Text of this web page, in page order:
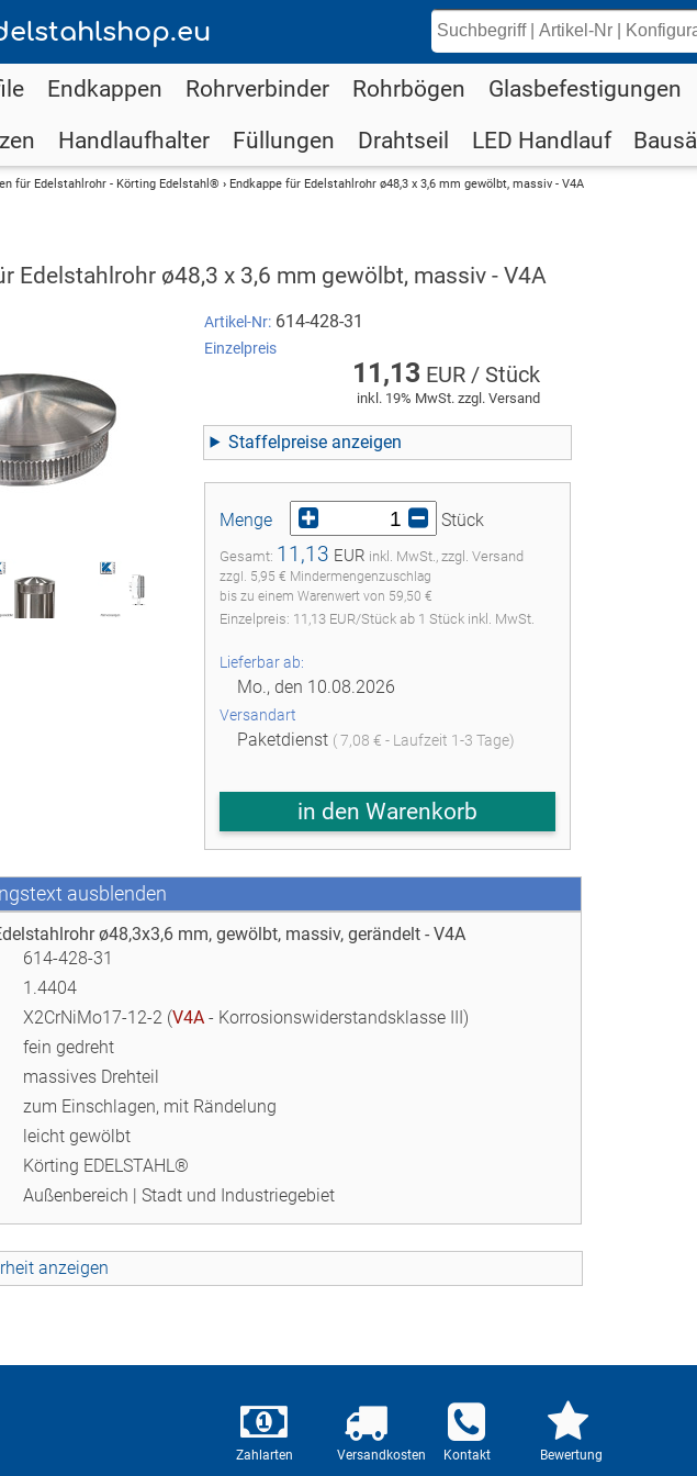
Endkappen Rohrverbinder Rohrbögen Glasbefestigungen
Handlaufhalter Füllungen Drahtseil LED Handlauf
für Edelstahlrohr - Körting Edelstahl® › Endkappe für Edelstahlrohr ø48,3 x 3,6 mm gewölbt, massiv - V4A
Edelstahlrohr ø48,3 x 3,6 mm gewölbt, massiv - V4A
Artikel-Nr: 614-428-31
Einzelpreis
11,13 EUR / Stück
inkl. 19% MwSt. zzgl. Versand
Staffelpreise
Menge Stück
Gesamt: 11,13 EUR inkl. MwSt., zzgl. Versand
zzgl. 5,95 € Mindermengenzuschlag
bis zu einem Warenwert von 59,50 €
Einzelpreis: 11,13EUR/Stückab 1 Stück inkl. MwSt.
Lieferbar ab:
Mo., den 10.08.2026
Versandart
Paketdienst ( 7,08 € - Laufzeit 1-3 Tage)
in den Warenkorb
ø48,3x3,6 mm, gewölbt, massiv, gerändelt - V4A
614-428-31
1.4404
X2CrNiMo17-12-2 (V4A - Korrosionswiderstandsklasse III)
fein gedreht
massives Drehteil
zum Einschlagen, mit Rändelung
leicht gewölbt
Körting EDELSTAHL®
Außenbereich | Stadt und Industriegebiet
Zahlarten Versandkosten Kontakt Bewertung